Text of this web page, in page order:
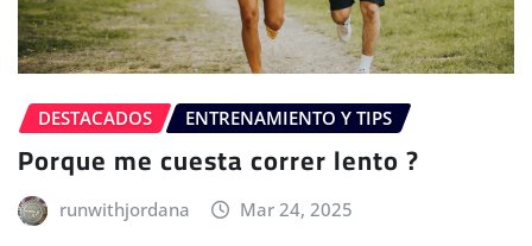
DESTACADOS ENTRENAMIENTO Y TIPS
Porque me cuesta correr lento ?
runwithjordana Mar 24, 2025